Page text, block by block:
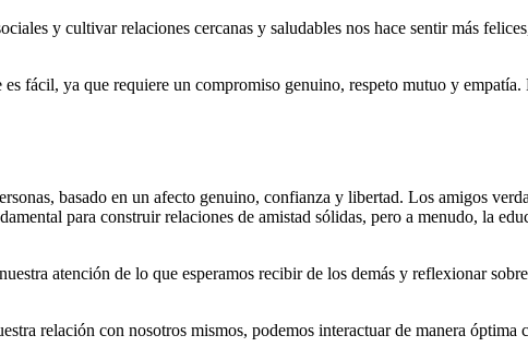
y cultivar relaciones cercanas y saludables nos hace sentir más
fácil, ya que requiere un compromiso genuino, respeto mutuo y
basado en un afecto genuino, confianza y libertad. Los amigos
para construir relaciones de amistad sólidas, pero a menudo, la
atención de lo que esperamos recibir de los demás y reflexionar
relación con nosotros mismos, podemos interactuar de manera óptima